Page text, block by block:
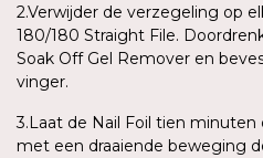
2.Verwijder de verzegeling op
180/180 Straight File.
Soak Off Gel Remover en
vinger.
3.Laat de Nail Foil tien
met een draaiende beweging